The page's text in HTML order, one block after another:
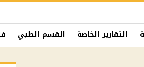
التقارير الخاصة القسم الطبي